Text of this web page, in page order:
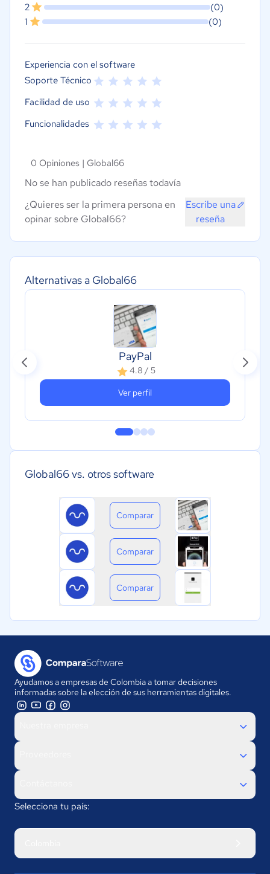
Alternativas a Global66
PayPal
4.8 / 5
Ver perfil
Global66 vs. otros software
Comparar
Comparar
Comparar
2
(0)
1
(0)
Experiencia con el software
Soporte Técnico
Facilidad de uso
Funcionalidades
0 Opiniones | Global66
No se han publicado reseñas todavía
¿Quieres ser la primera persona en
opinar sobre Global66?
Escribe una
reseña
Ayudamos a empresas de Colombia a tomar decisiones
informadas sobre la elección de sus herramientas digitales.
Selecciona tu país: